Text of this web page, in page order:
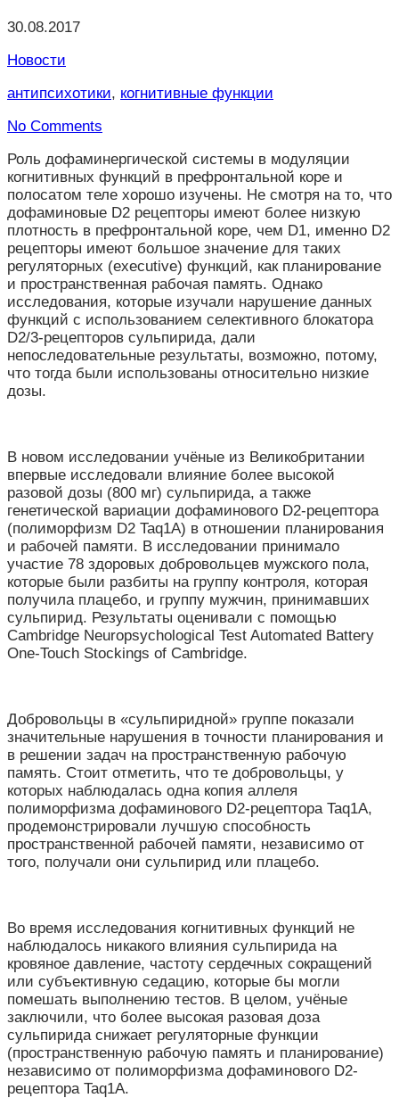
30.08.2017
Новости
антипсихотики, когнитивные функции
No Comments
Роль дофаминергической системы в модуляции
когнитивных функций в префронтальной коре и
полосатом теле хорошо изучены. Не смотря на то, что
дофаминовые D2 рецепторы имеют более низкую
плотность в префронтальной коре, чем D1, именно D2
рецепторы имеют большое значение для таких
регуляторных (executive) функций, как планирование
и пространственная рабочая память. Однако
исследования, которые изучали нарушение данных
функций с использованием селективного блокатора
D2/3-рецепторов сульпирида, дали
непоследовательные результаты, возможно, потому,
что тогда были использованы относительно низкие
дозы.
В новом исследовании учёные из Великобритании
впервые исследовали влияние более высокой
разовой дозы (800 мг) сульпирида, а также
генетической вариации дофаминового D2-рецептора
(полиморфизм D2 Taq1A) в отношении планирования
и рабочей памяти. В исследовании принимало
участие 78 здоровых добровольцев мужского пола,
которые были разбиты на группу контроля, которая
получила плацебо, и группу мужчин, принимавших
сульпирид. Результаты оценивали с помощью
Cambridge Neuropsychological Test Automated Battery
One-Touch Stockings of Cambridge.
Добровольцы в «сульпиридной» группе показали
значительные нарушения в точности планирования и
в решении задач на пространственную рабочую
память. Стоит отметить, что те добровольцы, у
которых наблюдалась одна копия аллеля
полиморфизма дофаминового D2-рецептора Taq1A,
продемонстрировали лучшую способность
пространственной рабочей памяти, независимо от
того, получали они сульпирид или плацебо.
Во время исследования когнитивных функций не
наблюдалось никакого влияния сульпирида на
кровяное давление, частоту сердечных сокращений
или субъективную седацию, которые бы могли
помешать выполнению тестов. В целом, учёные
заключили, что более высокая разовая доза
сульпирида снижает регуляторные функции
(пространственную рабочую память и планирование)
независимо от полиморфизма дофаминового D2-
рецептора Taq1A.